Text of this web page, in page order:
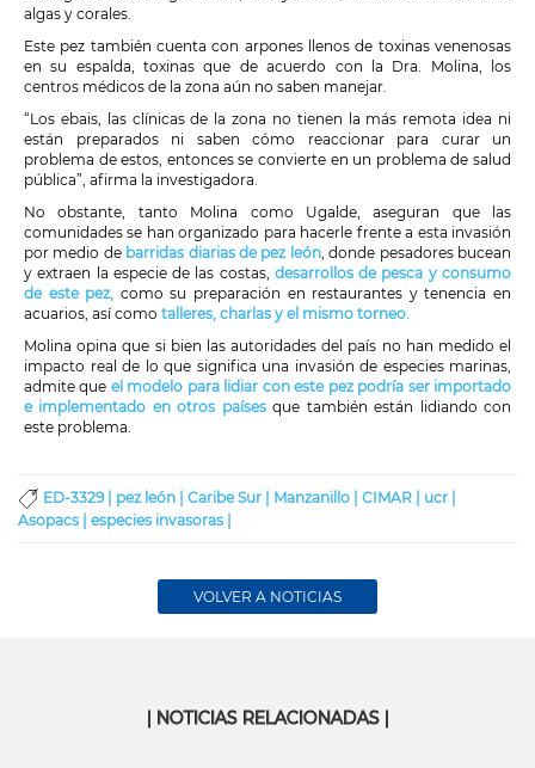
algas y corales.
Este pez también cuenta con arpones llenos de toxinas venenosas
en su espalda, toxinas que de acuerdo con la Dra. Molina, los
centros médicos de la zona aún no saben manejar.
“Los ebais, las clínicas de la zona no tienen la más remota idea ni
están preparados ni saben cómo reaccionar para curar un
problema de estos, entonces se convierte en un problema de salud
pública”, afirma la investigadora.
No obstante, tanto Molina como Ugalde, aseguran que las
comunidades se han organizado para hacerle frente a esta invasión
por medio de barridas diarias de pez león, donde pesadores bucean
y extraen la especie de las costas, desarrollos de pesca y consumo
de este pez, como su preparación en restaurantes y tenencia en
acuarios, así como talleres, charlas y el mismo torneo.
Molina opina que si bien las autoridades del país no han medido el
impacto real de lo que significa una invasión de especies marinas,
admite que el modelo para lidiar con este pez podría ser importado
e implementado en otros paísesque también están lidiando con
este problema.
ED-3329 | pez león | Caribe Sur | Manzanillo | CIMAR | ucr |
Asopacs | especies invasoras |
VOLVER A NOTICIAS
| NOTICIAS RELACIONADAS |